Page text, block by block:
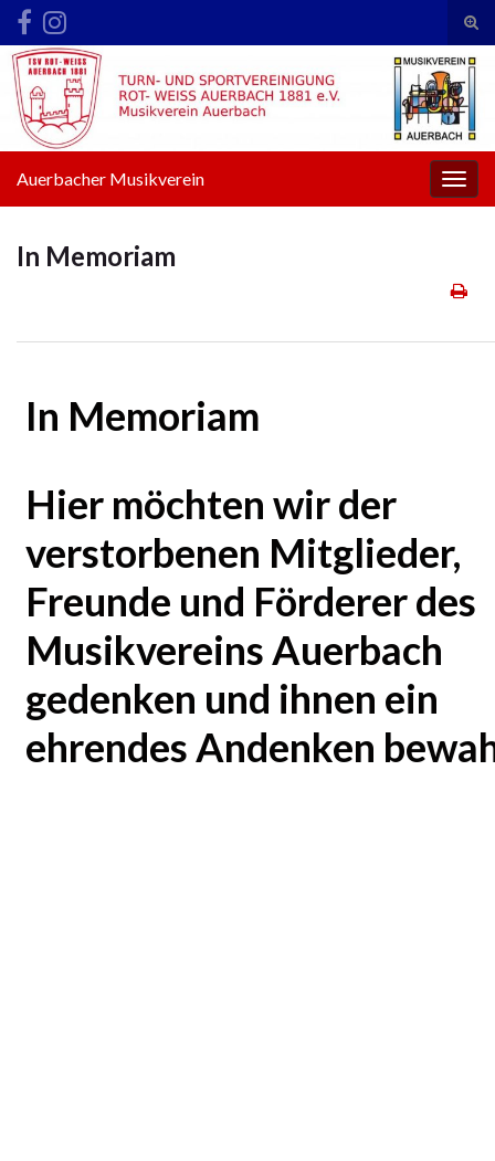
Auerbacher Musikverein
In Memoriam
In Memoriam
Hier möchten wir der
verstorbenen Mitglieder,
Freunde und Förderer des
Musikvereins Auerbach
gedenken und ihnen ein
ehrendes Andenken